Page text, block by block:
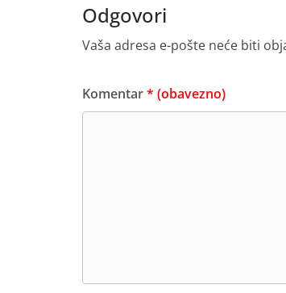
Odgovori
Vaša adresa e-pošte neće biti
Komentar* (obavezno)